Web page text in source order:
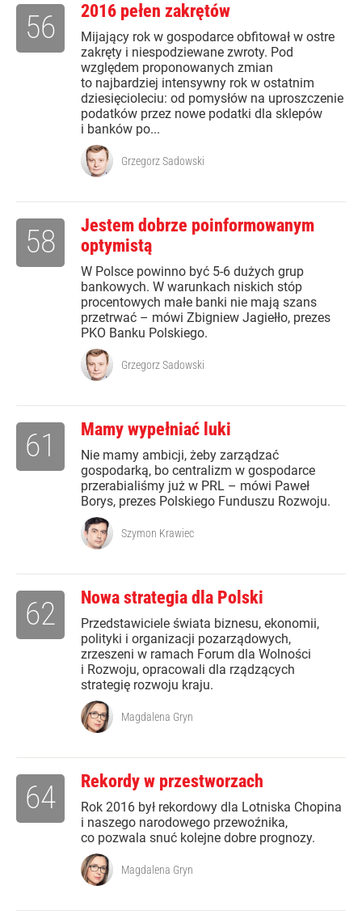
2016 pełen zakrętów
Mijający rok w gospodarce obfitował w ostre
zakręty i niespodziewane zwroty. Pod
względem proponowanych zmian
to najbardziej intensywny rok w ostatnim
dziesięcioleciu: od pomysłów na uproszczenie
podatków przez nowe podatki dla sklepów
i banków po...
56
Grzegorz Sadowski
Jestem dobrze poinformowanym
optymistą
W Polsce powinno być 5-6 dużych grup
bankowych. W warunkach niskich stóp
procentowych małe banki nie mają szans
przetrwać – mówi Zbigniew Jagiełło, prezes
PKO Banku Polskiego.
58
Grzegorz Sadowski
Mamy wypełniać luki
Nie mamy ambicji, żeby zarządzać
gospodarką, bo centralizm w gospodarce
przerabialiśmy już w PRL – mówi Paweł
Borys, prezes Polskiego Funduszu Rozwoju.
61
Szymon Krawiec
Nowa strategia dla Polski
Przedstawiciele świata biznesu, ekonomii,
polityki i organizacji pozarządowych,
zrzeszeni w ramach Forum dla Wolności
i Rozwoju, opracowali dla rządzących
strategię rozwoju kraju.
62
Magdalena Gryn
Rekordy w przestworzach
Rok 2016 był rekordowy dla Lotniska Chopina
i naszego narodowego przewoźnika,
co pozwala snuć kolejne dobre prognozy.
64
Magdalena Gryn